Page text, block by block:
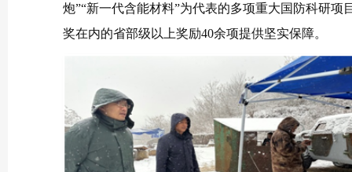
炮”“新一代含能材料”为代表的多项重大国防科研
奖在内的省部级以上奖励40余项提供坚实保障。